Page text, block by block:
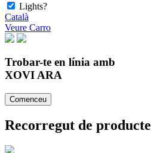
Lights?
Català
Veure Carro
Trobar-te en línia amb
XOVI ARA
Comenceu
Recorregut de producte